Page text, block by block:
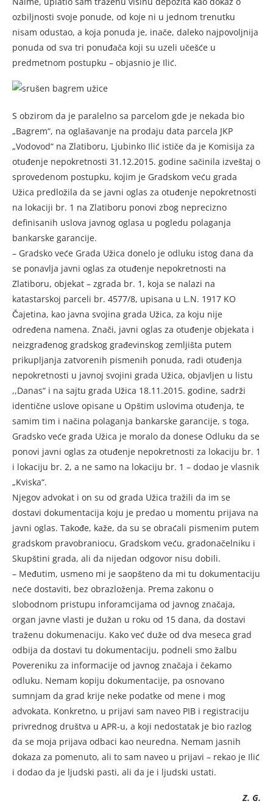
ozbiljnosti svoje ponude, od koje ni u jednom trenutku
nisam odustao, a koja ponuda je, inače, daleko najpovoljnija
ponuda od sva tri ponuđača koji su uzeli učešće u
predmetnom postupku – objasnio je Ilić.
S obzirom da je paralelno sa parcelom gde je nekada bio
„Bagrem“, na oglašavanje na prodaju data parcela JKP
„Vodovod“ na Zlatiboru, Ljubinko Ilić ističe da je Komisija za
otuđenje nepokretnosti 31.12.2015. godine sačinila izveštaj o
sprovedenom postupku, kojim je Gradskom veću grada
Užica predložila da se javni oglas za otuđenje nepokretnosti
na lokaciji br. 1 na Zlatiboru ponovi zbog neprecizno
definisanih uslova javnog oglasa u pogledu polaganja
bankarske garancije.
– Gradsko veće Grada Užica donelo je odluku istog dana da
se ponavlja javni oglas za otuđenje nepokretnosti na
Zlatiboru, objekat – zgrada br. 1, koja se nalazi na
katastarskoj parceli br. 4577/8, upisana u L.N. 1917 KO
Čajetina, kao javna svojina grada Užica, za koju nije
određena namena. Znači, javni oglas za otuđenje objekata i
neizgrađenog gradskog građevinskog zemljišta putem
prikupljanja zatvorenih pismenih ponuda, radi otuđenja
nepokretnosti u javnoj svojini grada Užica, objavljen u listu
,,Danas“ i na sajtu grada Užica 18.11.2015. godine, sadrži
identične uslove opisane u Opštim uslovima otuđenja, te
samim tim i načina polaganja bankarske garancije, s toga,
Gradsko veće grada Užica je moralo da donese Odluku da se
ponovi javni oglas za otuđenje nepokretnosti za lokaciju br. 1
i lokaciju br. 2, a ne samo na lokaciju br. 1 – dodao je vlasnik
„Kviska“.
Njegov advokat i on su od grada Užica tražili da im se
dostavi dokumentacija koju je predao u momentu prijava na
javni oglas. Takođe, kaže, da su se obraćali pismenim putem
gradskom pravobraniocu, Gradskom veću, gradonačelniku i
Skupštini grada, ali da nijedan odgovor nisu dobili.
– Međutim, usmeno mi je saopšteno da mi tu dokumentaciju
neće dostaviti, bez obrazloženja. Prema zakonu o
slobodnom pristupu inforamcijama od javnog značaja,
organ javne vlasti je dužan u roku od 15 dana, da dostavi
traženu dokumenaciju. Kako već duže od dva meseca grad
odbija da dostavi tu dokumentaciju, podneli smo žalbu
Povereniku za informacije od javnog značaja i čekamo
odluku. Nemam kopiju dokumentacije, pa osnovano
sumnjam da grad krije neke podatke od mene i mog
advokata. Konkretno, u prijavi sam naveo PIB i registraciju
privrednog društva u APR-u, a koji nedostatak je bio razlog
da se moja prijava odbaci kao neuredna. Nemam jasnih
dokaza za pomenuto, ali to sam naveo u prijavi – rekao je Ilić
i dodao da je ljudski pasti, ali da je i ljudski ustati.
Z. G.